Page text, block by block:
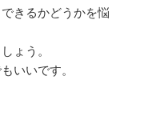
きるかどうかを悩
ょう。
いいです。